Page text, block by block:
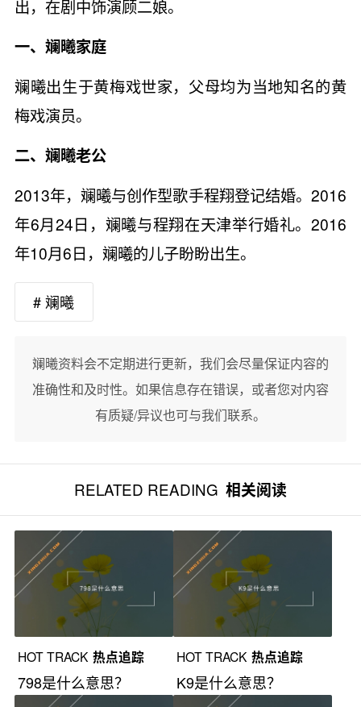
出，在剧中饰演顾二娘。
一、斓曦家庭
斓曦出生于黄梅戏世家，父母均为当地知名的黄
梅戏演员。
二、斓曦老公
2013年，斓曦与创作型歌手程翔登记结婚。2016
年6月24日，斓曦与程翔在天津举行婚礼。2016
年10月6日，斓曦的儿子盼盼出生。
# 斓曦
斓曦资料会不定期进行更新，我们会尽量保证内容的
准确性和及时性。如果信息存在错误，或者您对内容
有质疑/异议也可与我们联系。
RELATED READING 相关阅读
HOT TRACK 热点追踪
798是什么意思？
HOT TRACK 热点追踪
K9是什么意思？